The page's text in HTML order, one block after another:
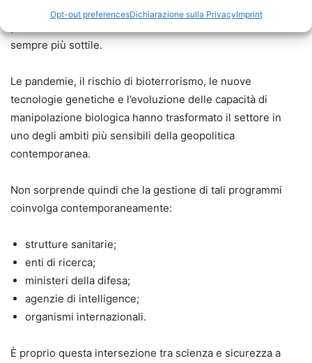
Opt-out preferencesDichiarazione sulla PrivacyImprint
Negli ultimi vent’anni il confine tra ricerca biologica,
sempre più sottile.
Le pandemie, il rischio di bioterrorismo, le nuove
tecnologie genetiche e l’evoluzione delle capacità di
manipolazione biologica hanno trasformato il settore in
uno degli ambiti più sensibili della geopolitica
contemporanea.
Non sorprende quindi che la gestione di tali programmi
coinvolga contemporaneamente:
strutture sanitarie;
enti di ricerca;
ministeri della difesa;
agenzie di intelligence;
organismi internazionali.
È proprio questa intersezione tra scienza e sicurezza a